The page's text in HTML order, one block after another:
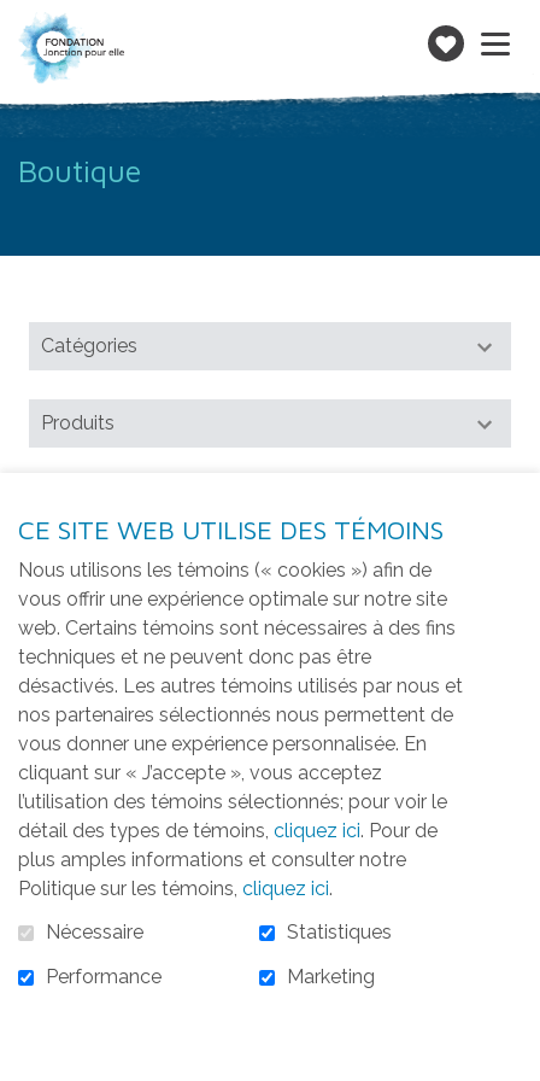
un
Toggle
Boutique
Aucun produit trouvé
ACCUEIL LA FONDATION OBJECTIFS
ACTIVITÉS
TÉMOIGNAGES
INFOLETTRE
CONTACTEZ-NOUS
S'ABONNER À L'INFOLETTRE
CE SITE WEB UTILISE DES TÉMOINS
Nous utilisons les témoins (« cookies ») afin de
vous offrir une expérience optimale sur notre site
web. Certains témoins sont nécessaires à des fins
techniques et ne peuvent donc pas être
désactivés. Les autres témoins utilisés par nous et
nos partenaires sélectionnés nous permettent de
vous donner une expérience personnalisée. En
cliquant sur « J’accepte », vous acceptez
l’utilisation des témoins sélectionnés; pour voir le
détail des types de témoins, cliquez ici. Pour de
plus amples informations et consulter notre
Politique sur les témoins, cliquez ici.
Nécessaire
Statistiques
Performance
Marketing